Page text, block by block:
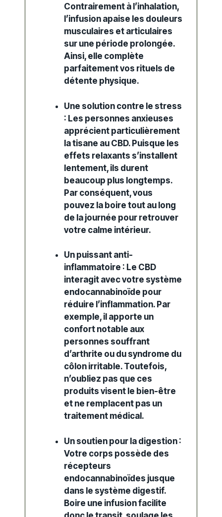
Contrairement à l’inhalation,
l’infusion apaise les douleurs
musculaires et articulaires
sur une période prolongée.
Ainsi, elle complète
parfaitement vos rituels de
détente physique.
Une solution contre le stress
: Les personnes anxieuses
apprécient particulièrement
la tisane au CBD. Puisque les
effets relaxants s’installent
lentement, ils durent
beaucoup plus longtemps.
Par conséquent,vous
pouvez la boire tout au long
de la journée pour retrouver
votre calme intérieur.
Un puissant anti-
inflammatoire : Le CBD
interagit avec votre système
endocannabinoïde pour
réduire l’inflammation. Par
exemple, il apporte un
confort notable aux
personnes souffrant
d’arthrite ou du syndrome du
côlon irritable. Toutefois,
n’oubliez pas que ces
produits visent le bien-être
et ne remplacent pas un
traitement médical.
Un soutien pour la digestion :
Votre corps possède des
récepteurs
endocannabinoïdes jusque
dans le système digestif.
Boire une infusion facilite